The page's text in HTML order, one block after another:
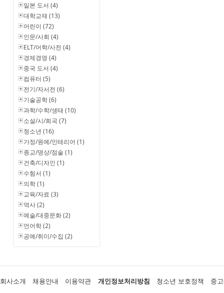
일본 도서 (4)
대학교재 (13)
어린이 (72)
인문/사회 (4)
ELT/어학/사전 (4)
경제경영 (4)
중국 도서 (4)
컴퓨터 (5)
전기/자서전 (6)
기술공학 (6)
과학/수학/생태 (10)
소설/시/희곡 (7)
청소년 (16)
가정/원예/인테리어 (1)
종교/명상/점술 (1)
건축/디자인 (1)
수험서 (1)
의학 (1)
교육/자료 (3)
역사 (2)
예술/대중문화 (2)
언어학 (2)
공예/취미/수집 (2)
회사소개 채용안내 이용약관 개인정보처리방침 청소년 보호정책 중